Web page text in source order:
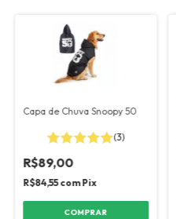
Capa de Chuva Snoopy 50
(3)
R$89,00
R$84,55com Pix
COMPRAR